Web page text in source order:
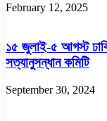
February 12, 2025
১৫ জুলাই-৫ আগস্ট ঢাবি
সত্যানুসন্ধান কমিটি
September 30, 2024